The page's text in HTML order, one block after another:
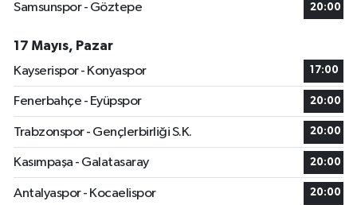
Samsunspor - Göztepe 20:00
17 Mayıs, Pazar
Kayserispor - Konyaspor
17:00
Fenerbahçe - Eyüpspor 20:00
Trabzonspor - Gençlerbirliği S.K. 20:00
Kasımpaşa - Galatasaray 20:00
Antalyaspor - Kocaelispor 20:00